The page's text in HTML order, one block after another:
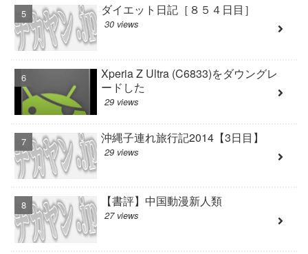
ダイエット日記［８５４日目］
30 views
Xperia Z Ultra (C6833)をダウングレ
ードした
29 views
沖縄子連れ旅行記2014【3日目】
29 views
【書評】中国動漫新人類
27 views